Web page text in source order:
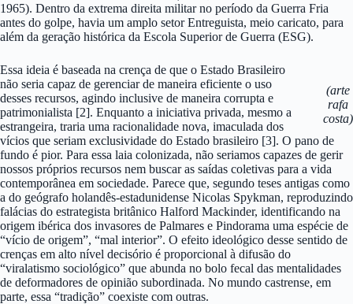
1965). Dentro da extrema direita militar no período da Guerra Fria
antes do golpe, havia um amplo setor Entreguista, meio caricato, para
além da geração histórica da Escola Superior de Guerra (ESG).
(arte
rafa
costa)
Essa ideia é baseada na crença de que o Estado Brasileiro
não seria capaz de gerenciar de maneira eficiente o uso
desses recursos, agindo inclusive de maneira corrupta e
patrimonialista [2]. Enquanto a iniciativa privada, mesmo a
estrangeira, traria uma racionalidade nova, imaculada dos
vícios que seriam exclusividade do Estado brasileiro [3]. O pano de
fundo é pior. Para essa laia colonizada, não seriamos capazes de gerir
nossos próprios recursos nem buscar as saídas coletivas para a vida
contemporânea em sociedade. Parece que, segundo teses antigas como
a do geógrafo holandês-estadunidense Nicolas Spykman, reproduzindo
falácias do estrategista britânico Halford Mackinder, identificando na
origem ibérica dos invasores de Palmares e Pindorama uma espécie de
“vício de origem”, “mal interior”. O efeito ideológico desse sentido de
crenças em alto nível decisório é proporcional à difusão do
“viralatismo sociológico” que abunda no bolo fecal das mentalidades
de deformadores de opinião subordinada. No mundo castrense, em
parte, essa “tradição” coexiste com outras.